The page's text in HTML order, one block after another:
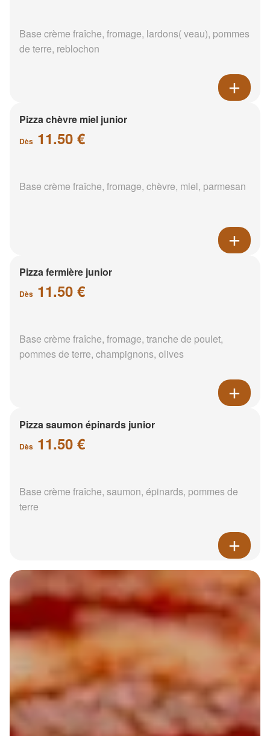
Base crème fraîche, fromage, lardons( veau), pommes
de terre, reblochon
Pizza chèvre miel junior
Dès 11.50 €
Base crème fraîche, fromage, chèvre, miel, parmesan
Pizza fermière junior
Dès 11.50 €
Base crème fraîche, fromage, tranche de poulet,
pommes de terre, champignons, olives
Pizza saumon épinards junior
Dès 11.50 €
Base crème fraîche, saumon, épinards, pommes de
terre